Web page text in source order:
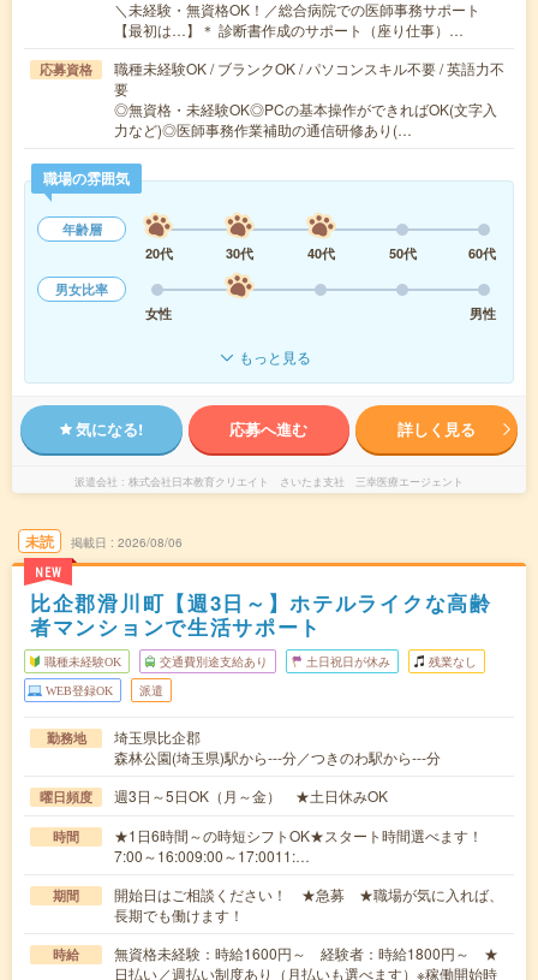
＼未経験・無資格OK！／総合病院での医師事務サポート
【最初は…】＊ 診断書作成のサポート（座り仕事）…
応募資格
職種未経験OK / ブランクOK / パソコンスキル不要 / 英語力不
要
◎無資格・未経験OK◎PCの基本操作ができればOK(文字入
力など)◎医師事務作業補助の通信研修あり(…
職場の雰囲気
年齢層
20代
30代 40代 50代
60代
男女比率
女性
男性
もっと見る
気になる! 応募へ進む 詳しく見る
派遣会社 株式会社日本教育クリエイト さいたま支社 三幸医療エージェント
未読
NEW
掲載日 2026/08/06
比企郡滑川町【週3日～】ホテルライクな高齢
者マンションで生活サポート
職種未経験OK 交通費別途支給あり 土日祝日が休み 残業なし
WEB登録OK 派遣
勤務地
埼玉県比企郡
森林公園(埼玉県)駅から---分／つきのわ駅から---分
曜日頻度 週3日～5日OK（月～金） ★土日休みOK
時間
★1日6時間～の時短シフトOK★スタート時間選べます！
7:00～16:009:00～17:0011:…
期間
開始日はご相談ください！ ★急募 ★職場が気に入れば、
長期でも働けます！
時給
無資格未経験：時給1600円～ 経験者：時給1800円～ ★
日払い／週払い制度あり（月払いも選べます）※稼働開始時